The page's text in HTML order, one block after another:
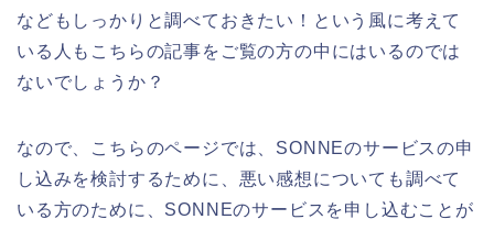
などもしっかりと調べておきたい！という風に考えて
いる人もこちらの記事をご覧の方の中にはいるのでは
ないでしょうか？
なので、こちらのページでは、SONNEのサービスの申
し込みを検討するために、悪い感想についても調べて
いる方のために、SONNEのサービスを申し込むことが